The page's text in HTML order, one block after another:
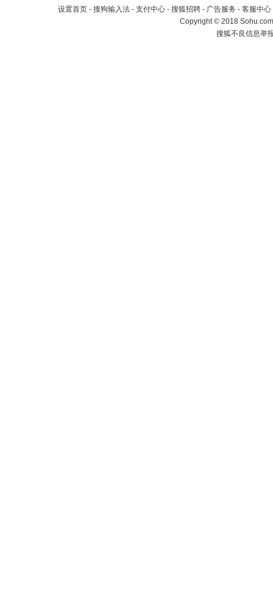
设置首页 - 搜狗输入法 - 支付中心 - 搜狐招聘 - 广告服务 - 客服中心
Copyright©2018
搜狐不良信息举